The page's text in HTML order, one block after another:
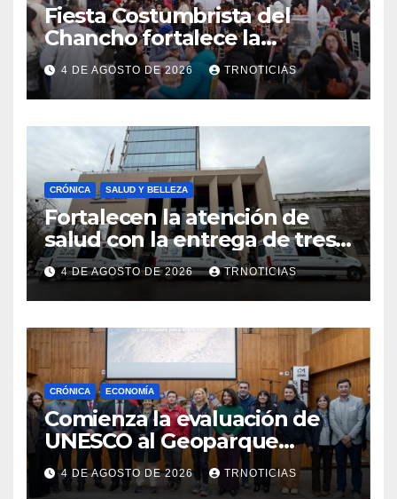
Fiesta Costumbrista del
Chancho fortalece la
economía local con positivo
impacto en la hotelería y el
emprendimiento
4 DE AGOSTO DE 2026 TRNOTICIAS
CRÓNICA SALUD Y BELLEZA
Fortalecen la atención de
salud con la entrega de tres
nuevas ambulancias para
Cauquenes y Sagrada Familia
4 DE AGOSTO DE 2026 TRNOTICIAS
CRÓNICA ECONOMÍA
Comienza la evaluación de
UNESCO al Geoparque
Aspirante Pillanmapu en el
Maule
4 DE AGOSTO DE 2026 TRNOTICIAS